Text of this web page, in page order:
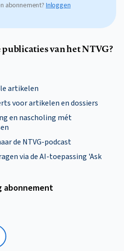
abonnement?Inloggen
van het NTVG?
artikelen
voor artikelen en dossiers
en nascholing mét
de NTVG-podcast
via de AI-toepassing 'Ask
abonnement